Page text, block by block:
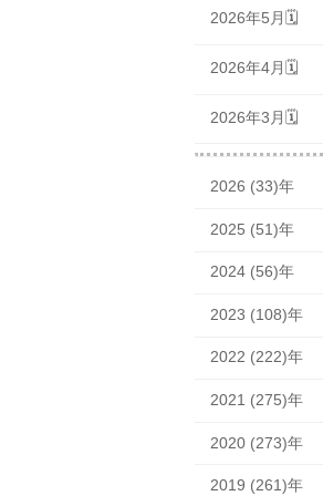
2026年5月🗓
2026年4月🗓
2026年3月🗓
2026 (33)年
2025 (51)年
2024 (56)年
2023 (108)年
2022 (222)年
2021 (275)年
2020 (273)年
2019 (261)年